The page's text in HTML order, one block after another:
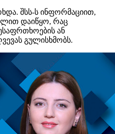
შსს-ს ინფორმაციით,
დაიწყო, რაც
ან
გულისხმობს.